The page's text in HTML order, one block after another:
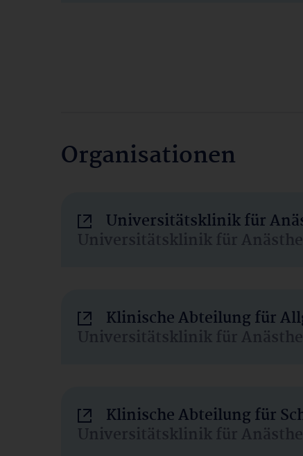
Organisationen
Universitätsklinik für
Universitätsklinik für
Klinische Abteilung für
Universitätsklinik für
Klinische Abteilung für
Universitätsklinik für